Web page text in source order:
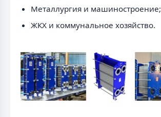
Металлургия и машиностроение;
ЖКХ и коммунальное хозяйство.